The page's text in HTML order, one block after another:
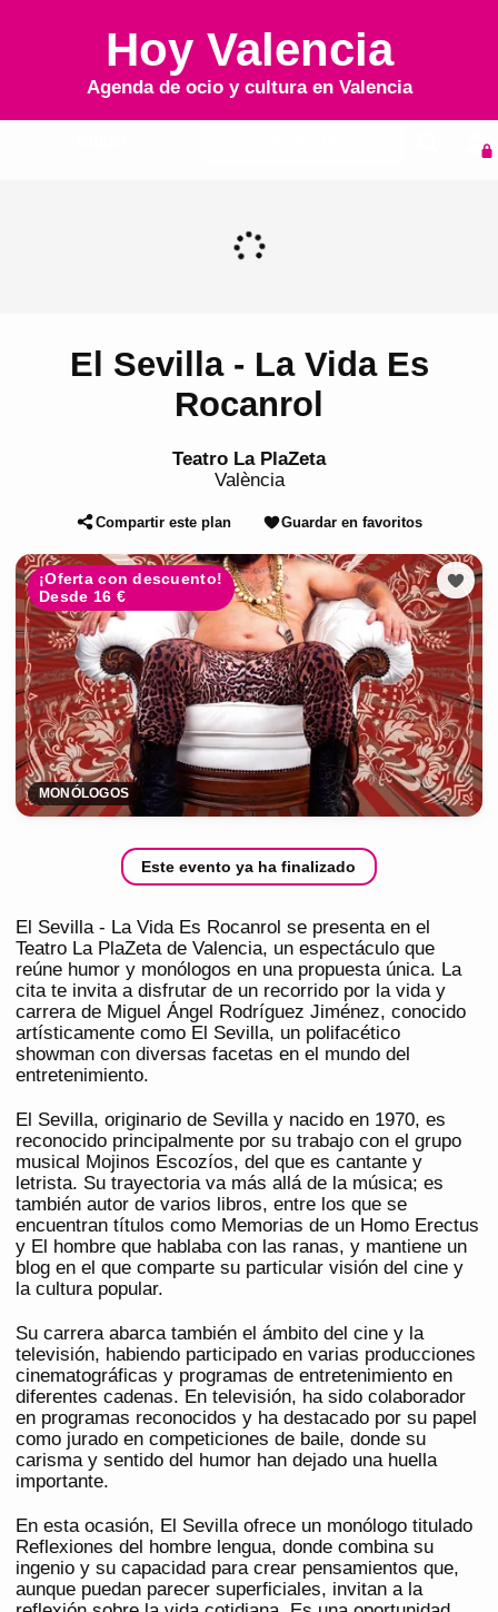
Hoy Valencia
Agenda de ocio y cultura en Valencia
El Sevilla - La Vida Es
Rocanrol
Teatro La PlaZeta
València
Compartir este plan Guardar en favoritos
¡Oferta con descuento!
Desde 16 €
MONÓLOGOS
Este evento ya ha finalizado
El Sevilla - La Vida Es Rocanrol se presenta en el
Teatro La PlaZeta de Valencia, un espectáculo que
reúne humor y monólogos en una propuesta única. La
cita te invita a disfrutar de un recorrido por la vida y
carrera de Miguel Ángel Rodríguez Jiménez, conocido
artísticamente como El Sevilla, un polifacético
showman con diversas facetas en el mundo del
entretenimiento.
El Sevilla, originario de Sevilla y nacido en 1970, es
reconocido principalmente por su trabajo con el grupo
musical Mojinos Escozíos, del que es cantante y
letrista. Su trayectoria va más allá de la música; es
también autor de varios libros, entre los que se
encuentran títulos como Memorias de un Homo Erectus
y El hombre que hablaba con las ranas, y mantiene un
blog en el que comparte su particular visión del cine y
la cultura popular.
Su carrera abarca también el ámbito del cine y la
televisión, habiendo participado en varias producciones
cinematográficas y programas de entretenimiento en
diferentes cadenas. En televisión, ha sido colaborador
en programas reconocidos y ha destacado por su papel
como jurado en competiciones de baile, donde su
carisma y sentido del humor han dejado una huella
importante.
En esta ocasión, El Sevilla ofrece un monólogo titulado
Reflexiones del hombre lengua, donde combina su
ingenio y su capacidad para crear pensamientos que,
aunque puedan parecer superficiales, invitan a la